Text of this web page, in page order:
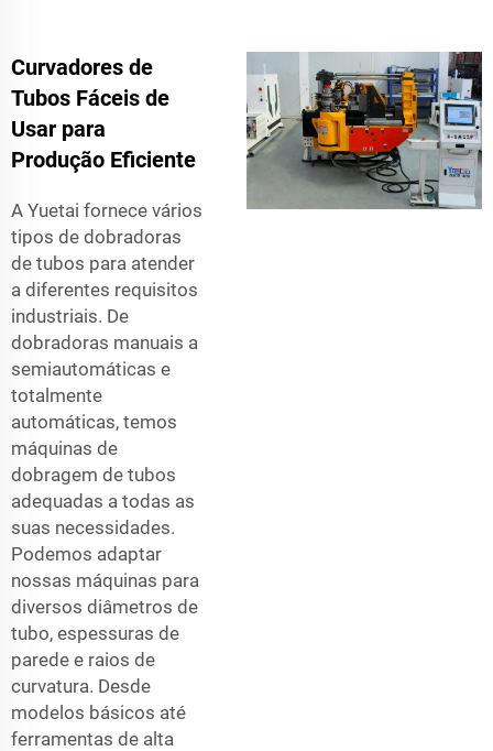
Curvadores de
Tubos Fáceis de
Usar para
Produção Eficiente
A Yuetai fornece vários
tipos de dobradoras
de tubos para atender
a diferentes requisitos
industriais. De
dobradoras manuais a
semiautomáticas e
totalmente
automáticas, temos
máquinas de
dobragem de tubos
adequadas a todas as
suas necessidades.
Podemos adaptar
nossas máquinas para
diversos diâmetros de
tubo, espessuras de
parede e raios de
curvatura. Desde
modelos básicos até
ferramentas de alta